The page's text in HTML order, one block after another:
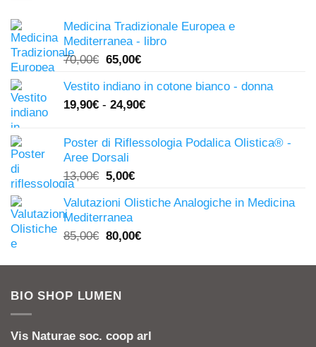
Medicina Tradizionale Europea e
Mediterranea - libro
70,00€ Il
originale
era:
65,00€Il
attuale
è:
Vestito indiano in cotone bianco - donna
19,90€ - 24,90€
Poster di Riflessologia Podalica Olistica® -
Aree Dorsali
13,00€ Il
originale
era:
13,00€.
5,00€Il
attuale
5,00€.
Valutazioni Olistiche Analogiche in Medicina
Mediterranea
85,00€ Il
originale
85,00€.
80,00€Il
attuale
BIO SHOP LUMEN
Vis Naturae soc. coop arl